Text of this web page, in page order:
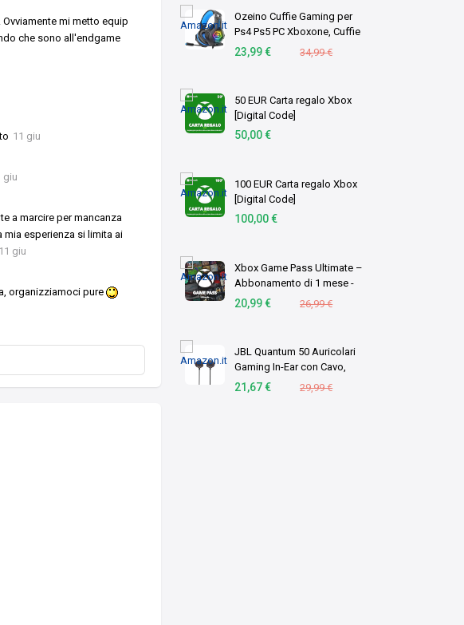
Ozeino Cuffie Gaming per
Ps4 Ps5 PC Xboxone, Cuffie
con Microfono
23,99 € 34,99 €
50 EUR Carta regalo Xbox
[Digital Code]
50,00 €
100 EUR Carta regalo Xbox
[Digital Code]
100,00 €
Xbox Game Pass Ultimate –
Abbonamento di 1 mese -
Codice di download
20,99 € 26,99 €
JBL Quantum 50 Auricolari
Gaming In-Ear con Cavo,
Nero
21,67 € 29,99 €
mi metto equip
che sono all'endgame
11 giu
giu
a marcire per mancanza
mia esperienza si limita ai
11 giu
organizziamoci pure